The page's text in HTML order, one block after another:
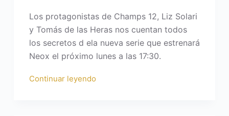
Los protagonistas de Champs 12, Liz Solari
y Tomás de las Heras nos cuentan todos
los secretos d ela nueva serie que estrenará
Neox el próximo lunes a las 17:30.
Continuar leyendo